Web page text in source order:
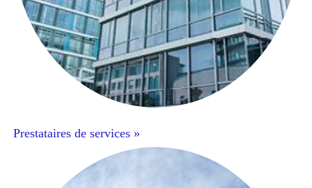
Prestataires de services »